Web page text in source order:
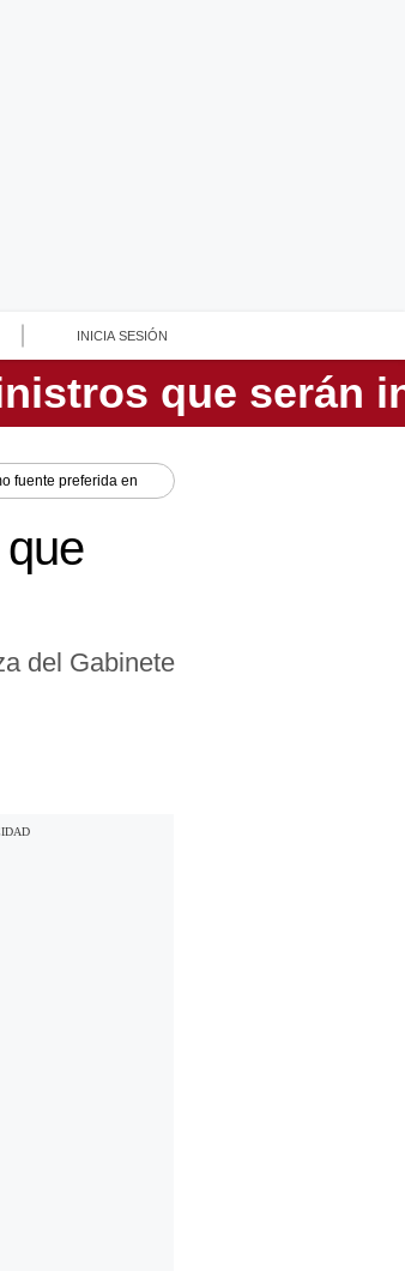
INICIA SESIÓN
fuente preferida en
del Gabinete